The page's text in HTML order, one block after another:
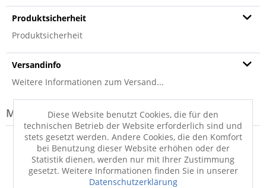
Produktsicherheit
Produktsicherheit
Versandinfo
Weitere Informationen zum Versand...
Modell-Familie: PATCH
Diese Website benutzt Cookies, die für den
technischen Betrieb der Website erforderlich sind und
stets gesetzt werden. Andere Cookies, die den Komfort
bei Benutzung dieser Website erhöhen oder der
Statistik dienen, werden nur mit Ihrer Zustimmung
gesetzt. Weitere Informationen finden Sie in unserer
Datenschutzerklärung